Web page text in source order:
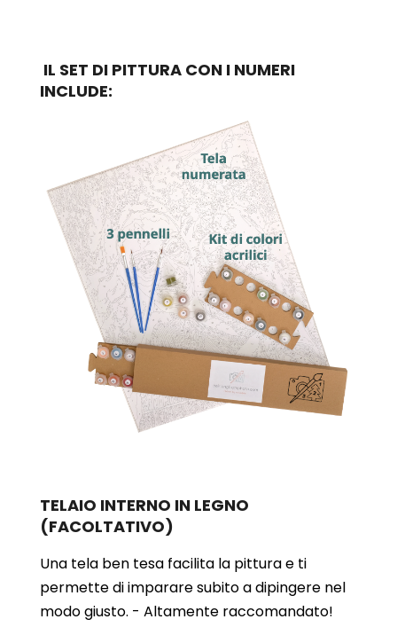
IL SET DI PITTURA CON I NUMERI
INCLUDE:
TELAIO INTERNO IN LEGNO
(FACOLTATIVO)
Una tela ben tesa facilita la pittura e ti
permette di imparare subito a dipingere nel
modo giusto. - Altamente raccomandato!